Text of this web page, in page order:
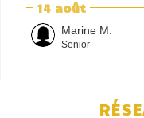
14 août
Marine M.
Senior